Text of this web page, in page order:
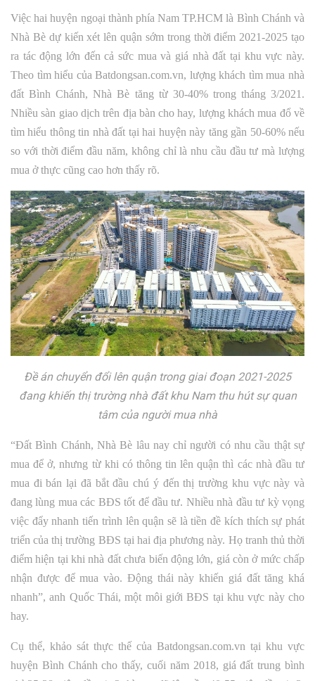
Việc hai huyện ngoại thành phía Nam TP.HCM là Bình Chánh và
Nhà Bè dự kiến xét lên quận sớm trong thời điểm 2021-2025 tạo
ra tác động lớn đến cả sức mua và giá nhà đất tại khu vực này.
Theo tìm hiểu của Batdongsan.com.vn, lượng khách tìm mua nhà
đất Bình Chánh, Nhà Bè tăng từ 30-40% trong tháng 3/2021.
Nhiều sàn giao dịch trên địa bàn cho hay, lượng khách mua đổ về
tìm hiểu thông tin nhà đất tại hai huyện này tăng gần 50-60% nếu
so với thời điểm đầu năm, không chỉ là nhu cầu đầu tư mà lượng
mua ở thực cũng cao hơn thấy rõ.
Đề án chuyển đổi lên quận trong giai đoạn 2021-2025
đang khiến thị trường nhà đất khu Nam thu hút sự quan
tâm của người mua nhà
“Đất Bình Chánh, Nhà Bè lâu nay chỉ người có nhu cầu thật sự
mua để ở, nhưng từ khi có thông tin lên quận thì các nhà đầu tư
mua đi bán lại đã bắt đầu chú ý đến thị trường khu vực này và
đang lùng mua các BĐS tốt để đầu tư. Nhiều nhà đầu tư kỳ vọng
việc đẩy nhanh tiến trình lên quận sẽ là tiền đề kích thích sự phát
triển của thị trường BĐS tại hai địa phương này. Họ tranh thủ thời
điểm hiện tại khi nhà đất chưa biến động lớn, giá còn ở mức chấp
nhận được để mua vào. Động thái này khiến giá đất tăng khá
nhanh”, anh Quốc Thái, một môi giới BĐS tại khu vực này cho
hay.
Cụ thể, khảo sát thực thế của Batdongsan.com.vn tại khu vực
huyện Bình Chánh cho thấy, cuối năm 2018, giá đất trung bình